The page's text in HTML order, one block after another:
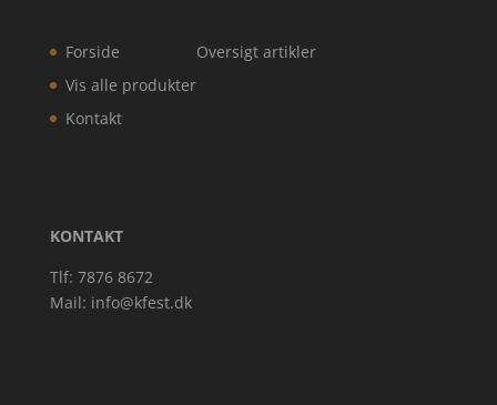
Forside
Vis alle produkter
Kontakt
Oversigt artikler
KONTAKT
Tlf: 7876 8672
Mail: info@kfest.dk